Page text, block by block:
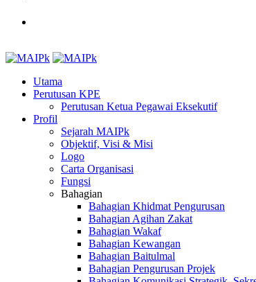
Utama
Perutusan KPE
Perutusan Ketua Pegawai Eksekutif
Profil
Sejarah MAIPk
Objektif, Visi & Misi
Logo
Carta Organisasi
Fungsi
Bahagian
Bahagian Khidmat Pengurusan
Bahagian Agihan Zakat
Bahagian Wakaf
Bahagian Kewangan
Bahagian Baitulmal
Bahagian Pengurusan Projek